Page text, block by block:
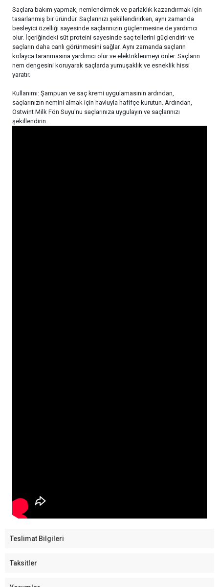
Saçlara bakım yapmak, nemlendirmek ve parlaklık kazandırmak için
tasarlanmış bir üründür. Saçlarınızı şekillendirirken, aynı zamanda
besleyici özelliği sayesinde saçlarınızın güçlenmesine de yardımcı
olur. İçeriğindeki süt proteini sayesinde saç tellerini güçlendirir ve
saçların daha canlı görünmesini sağlar. Aynı zamanda saçların
kolayca taranmasına yardımcı olur ve elektriklenmeyi önler. Saçların
nem dengesini koruyarak saçlarda yumuşaklık ve esneklik hissi
yaratır.
Kullanımı: Şampuan ve saç kremi uygulamasının ardından,
saçlarınızın nemini almak için havluyla hafifçe kurutun. Ardından,
Ostwint Milk Fön Suyu'nu saçlarınıza uygulayın ve saçlarınızı
şekillendirin.
Teslimat Bilgileri
Taksitler